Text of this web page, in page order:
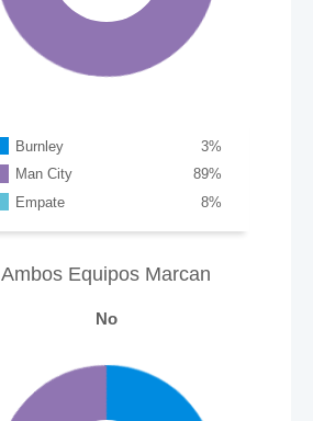
Burnley %
3
Man City
%
89
Empate
%
8
Ambos Equipos Marcan
No